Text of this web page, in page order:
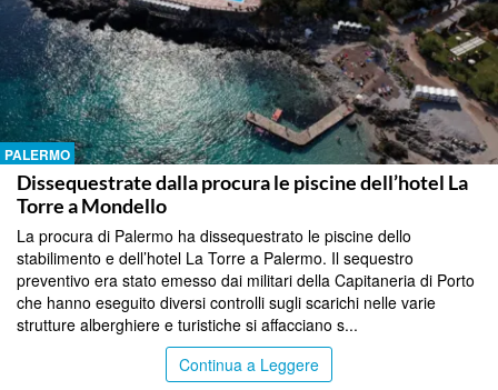
PALERMO
Dissequestrate dalla procura le piscine dell’hotel La
Torre a Mondello
La procura di Palermo ha dissequestrato le piscine dello
stabilimento e dell’hotel La Torre a Palermo. Il sequestro
preventivo era stato emesso dai militari della Capitaneria di Porto
che hanno eseguito diversi controlli sugli scarichi nelle varie
strutture alberghiere e turistiche si affacciano s...
Continua a Leggere